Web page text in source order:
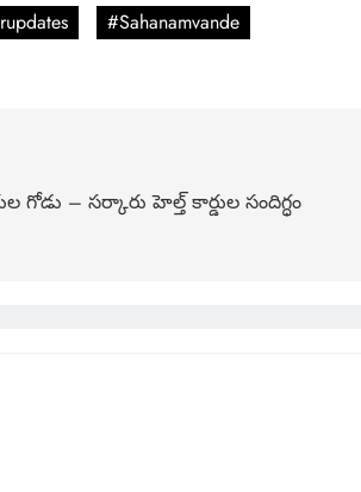
#Sahanamvande
గోడు – సర్కారు హెల్త్ కార్డుల సందిగ్ధం